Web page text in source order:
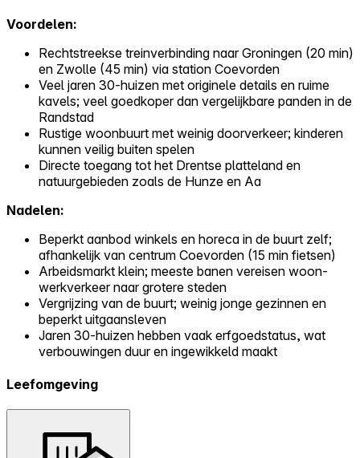
Voordelen:
Rechtstreekse treinverbinding naar Groningen (20 min)
en Zwolle (45 min) via station Coevorden
Veel jaren 30-huizen met originele details en ruime
kavels; veel goedkoper dan vergelijkbare panden in de
Randstad
Rustige woonbuurt met weinig doorverkeer; kinderen
kunnen veilig buiten spelen
Directe toegang tot het Drentse platteland en
natuurgebieden zoals de Hunze en Aa
Nadelen:
Beperkt aanbod winkels en horeca in de buurt zelf;
afhankelijk van centrum Coevorden (15 min fietsen)
Arbeidsmarkt klein; meeste banen vereisen woon-
werkverkeer naar grotere steden
Vergrijzing van de buurt; weinig jonge gezinnen en
beperkt uitgaansleven
Jaren 30-huizen hebben vaak erfgoedstatus, wat
verbouwingen duur en ingewikkeld maakt
Leefomgeving